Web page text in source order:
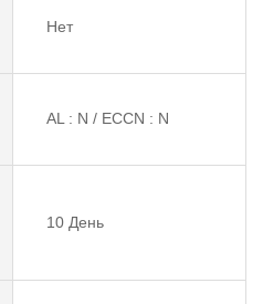
Нет
AL : N / ECCN : N
10 День